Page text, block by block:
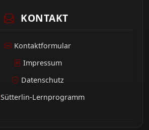
KONTAKT
Kontaktformular
Impressum
Datenschutz
Sütterlin-Lernprogramm